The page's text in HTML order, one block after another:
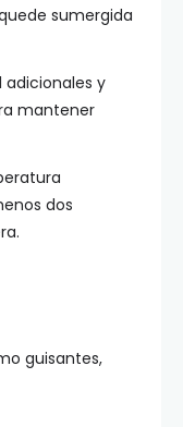
sumergida
adicionales y
mantener
dos
guisantes,